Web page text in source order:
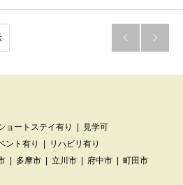
 
ョートステイ有り
見学可
ント有り
リハビリ有り
多摩市 立川市 府中市
町田市